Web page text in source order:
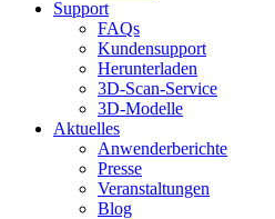
Support
FAQs
Kundensupport
Herunterladen
3D-Scan-Service
3D-Modelle
Aktuelles
Anwenderberichte
Presse
Veranstaltungen
Blog